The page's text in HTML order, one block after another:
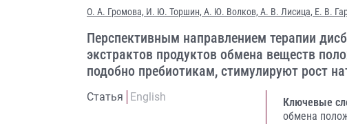
О. А. Громова, И. Ю. Торшин, А. Ю. Волков, А. В. Лисица, Е. В.
Перспективным направлением терапии
экстрактов продуктов обмена веществ
подобно пребиотикам, стимулируют рост
Статья English Ключевые
обмена